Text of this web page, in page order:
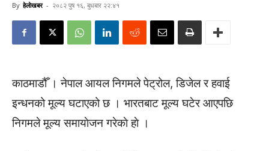
By हेलाेखबर - २०८२ पुष १६, बुधबार २२:४१
काठमाडौँ । नेपाल आयल निगमले पेट्रोल, डिजेल र हवाई
इन्धनको मूल्य घटाएको छ । भारतबाट मूल्य घटेर आएपछि
निगमले मूल्य समायाेजन गरेकाे हाे ।